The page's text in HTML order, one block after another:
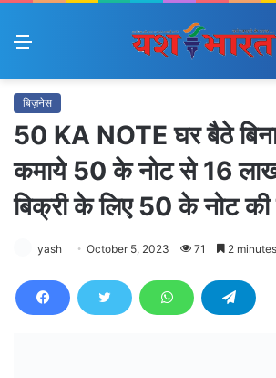
Menu
बिज़नेस
50 KA NOTE घर बैठे
कमाये 50 के नोट से 16
बिक्री के लिए 50 के नोट
yash October 5, 2023 71 2